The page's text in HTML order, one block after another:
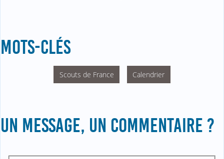
MOTS-CLÉS
Scouts de France Calendrier
UN MESSAGE, UN COMMENTAIRE ?